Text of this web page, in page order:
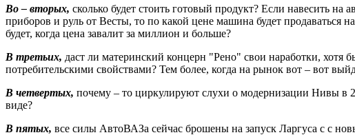
Во – вторых, сколько будет стоить готовый продукт? Если навесить
приборов и руль от Весты, то по какой цене машина будет продаваться
будет, когда цена завалит за миллион и больше?
В третьих, даст ли материнский концерн "Рено" свои наработки, хотя
потребительскими свойствами? Тем более, когда на рынок вот – вот
В четвертых, почему – то циркулируют слухи о модернизации Нивы в
виде?
В пятых, все силы АвтоВАЗа сейчас брошены на запуск Ларгуса с с